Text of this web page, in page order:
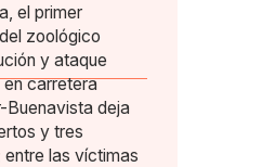
el primer
zoológico
y ataque
en carretera
Buenavista deja
y tres
entre las víctimas